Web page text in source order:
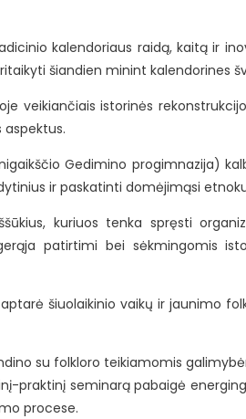
kalendoriaus raidą, kaitą ir
šiandien minint kalendorines
veikiančiais istorinės
Gedimino progimnazija)
ir paskatinti domėjimąsi
kuriuos tenka spręsti
patirtimi bei sėkmingomis
šiuolaikinio vaikų ir jaunimo
su folkloro teikiamomis
praktinį seminarą pabaigė
procese.